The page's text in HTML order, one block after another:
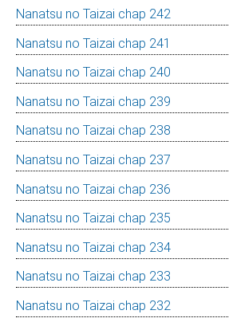
Nanatsu no Taizai chap 242
Nanatsu no Taizai chap 241
Nanatsu no Taizai chap 240
Nanatsu no Taizai chap 239
Nanatsu no Taizai chap 238
Nanatsu no Taizai chap 237
Nanatsu no Taizai chap 236
Nanatsu no Taizai chap 235
Nanatsu no Taizai chap 234
Nanatsu no Taizai chap 233
Nanatsu no Taizai chap 232